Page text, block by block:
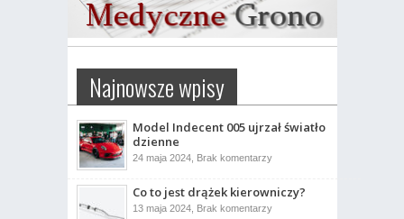
Najnowsze wpisy
Model Indecent 005 ujrzał światło
dzienne
24 maja 2024, Brak komentarzydo
005
ujrzał
światło
Co to jest drążek kierowniczy?
13 maja 2024, Brak komentarzydo